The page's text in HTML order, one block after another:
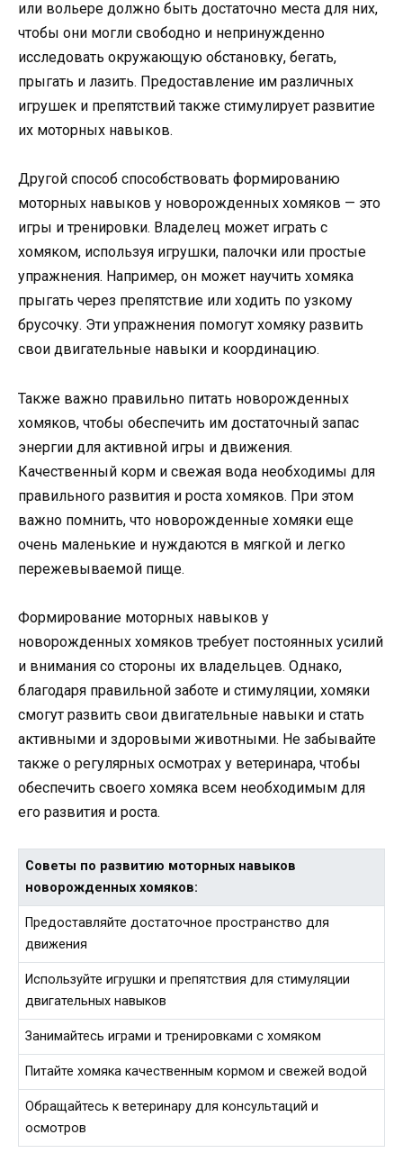
или вольере должно быть достаточно места для них,
чтобы они могли свободно и непринужденно
исследовать окружающую обстановку, бегать,
прыгать и лазить. Предоставление им различных
игрушек и препятствий также стимулирует развитие
их моторных навыков.
Другой способ способствовать формированию
моторных навыков у новорожденных хомяков — это
игры и тренировки. Владелец может играть с
хомяком, используя игрушки, палочки или простые
упражнения. Например, он может научить хомяка
прыгать через препятствие или ходить по узкому
брусочку. Эти упражнения помогут хомяку развить
свои двигательные навыки и координацию.
Также важно правильно питать новорожденных
хомяков, чтобы обеспечить им достаточный запас
энергии для активной игры и движения.
Качественный корм и свежая вода необходимы для
правильного развития и роста хомяков. При этом
важно помнить, что новорожденные хомяки еще
очень маленькие и нуждаются в мягкой и легко
пережевываемой пище.
Формирование моторных навыков у
новорожденных хомяков требует постоянных усилий
и внимания со стороны их владельцев. Однако,
благодаря правильной заботе и стимуляции, хомяки
смогут развить свои двигательные навыки и стать
активными и здоровыми животными. Не забывайте
также о регулярных осмотрах у ветеринара, чтобы
обеспечить своего хомяка всем необходимым для
его развития и роста.
Советы по развитию моторных навыков
новорожденных хомяков:
Предоставляйте достаточное пространство для
движения
Используйте игрушки и препятствия для стимуляции
двигательных навыков
Занимайтесь играми и тренировками с хомяком
Питайте хомяка качественным кормом и свежей водой
Обращайтесь к ветеринару для консультаций и
осмотров